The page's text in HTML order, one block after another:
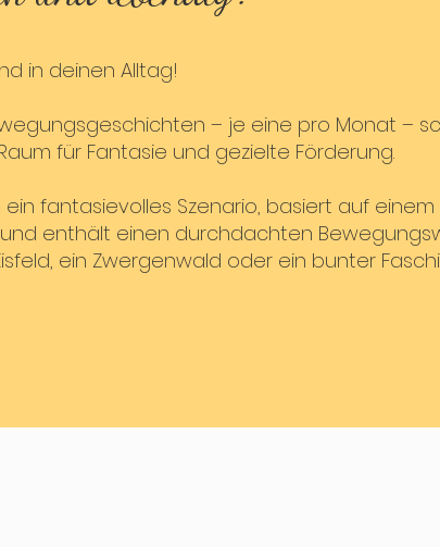
in deinen Alltag!
– je eine pro Monat –
für Fantasie und gezielte Förderung.
fantasievolles Szenario, basiert auf einem
enthält einen durchdachten
ein Zwergenwald oder ein bunter